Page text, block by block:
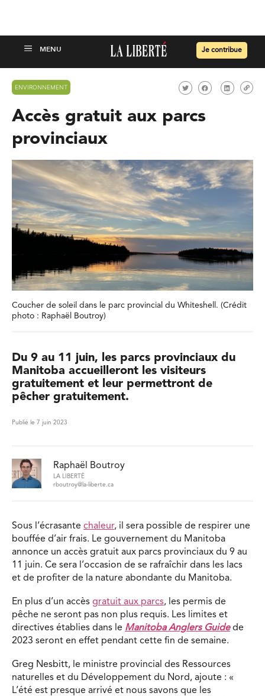
Je contribue
ENVIRONNEMENT
Accès gratuit aux parcs
provinciaux
Coucher de soleil dans le parc provincial du Whiteshell. (Crédit
photo : Raphaël Boutroy)
Du 9 au 11 juin, les parcs provinciaux du
Manitoba accueilleront les visiteurs
gratuitement et leur permettront de
pêcher gratuitement.
Publié le 7 juin 2023
Raphaël Boutroy
LA LIBERTÉ
rboutroy@la-liberte.ca
Sous l’écrasante chaleur, il sera possible de respirer une
bouffée d’air frais. Le gouvernement du Manitoba
annonce un accès gratuit aux parcs provinciaux du 9 au
11 juin. Ce sera l’occasion de se rafraîchir dans les lacs
et de profiter de la nature abondante du Manitoba.
En plus d’un accès gratuit aux parcs, les permis de
pêche ne seront pas non plus requis. Les limites et
directives établies dans le Manitoba Anglers Guidede
2023 seront en effet pendant cette fin de semaine.
Greg Nesbitt, le ministre provincial des Ressources
naturelles et du Développement du Nord, ajoute : «
L’été est presque arrivé et nous savons que les